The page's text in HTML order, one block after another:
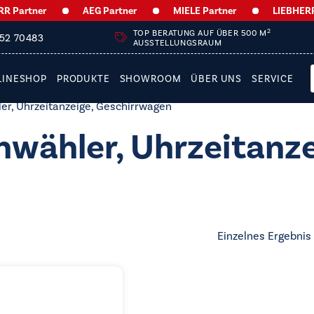
Partner AEG Partner MIELE Partner LIEBHERR
70483 TOP BERATUNG AUF ÜBER 500 M 2
AUSSTELLUNGSRAUM
PRODUKTE SHOWROOM ÜBER UNS SERVICE
Uhrzeitanzeige, Geschirrwagen
Einzelnes